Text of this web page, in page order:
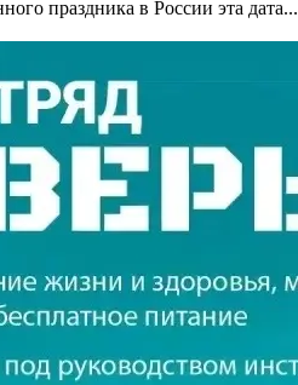
праздника в России эта дата...